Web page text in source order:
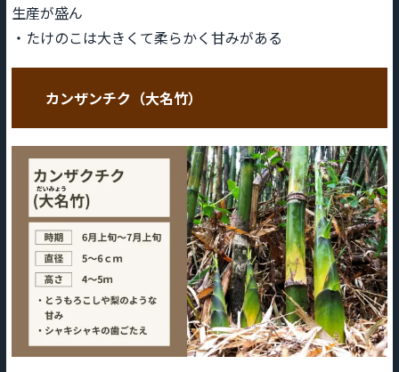
生産が盛ん
・たけのこは大きくて柔らかく甘みがある
カンザンチク（大名竹）